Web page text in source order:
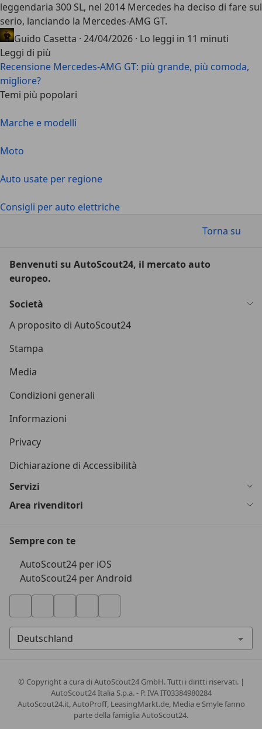
leggendaria 300 SL, nel 2014 Mercedes ha deciso di fare sul
serio, lanciando la Mercedes-AMG GT.
Guido Casetta · 24/04/2026 · Lo leggi in 11 minuti
Leggi di più
Recensione Mercedes-AMG GT: più grande, più comoda,
migliore?
Temi più popolari
Marche e modelli
Moto
Auto usate per regione
Consigli per auto elettriche
Torna su
Benvenuti su AutoScout24, il mercato auto
europeo.
Società
A proposito di AutoScout24
Stampa
Media
Condizioni generali
Informazioni
Privacy
Dichiarazione di Accessibilità
Servizi
Area rivenditori
Sempre con te
AutoScout24 per iOS
AutoScout24 per Android
© Copyrighta cura di AutoScout24 GmbH. Tutti i diritti riservati. |
AutoScout24 Italia S.p.a. - P. IVA IT03384980284
AutoScout24.it, AutoProff, LeasingMarkt.de, Media e Smyle fanno
parte della famiglia AutoScout24.